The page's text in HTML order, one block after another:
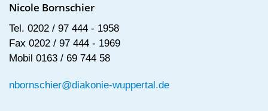
Nicole Bornschier
Tel. 0202 / 97 444 - 1958
Fax 0202 / 97 444 - 1969
Mobil 0163 / 69 744 58
nbornschier@diakonie-wuppertal.de